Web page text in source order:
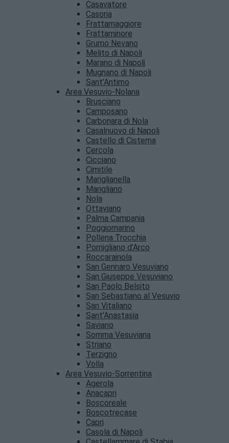
Casavatore
Casoria
Frattamaggiore
Frattaminore
Grumo Nevano
Melito di Napoli
Marano di Napoli
Mugnano di Napoli
Sant’Antimo
Area Vesuvio-Nolana
Brusciano
Camposano
Carbonara di Nola
Casalnuovo di Napoli
Castello di Cisterna
Cercola
Cicciano
Cimitile
Mariglianella
Marigliano
Nola
Ottaviano
Palma Campania
Poggiomarino
Pollena Trocchia
Pomigliano d’Arco
Roccarainola
San Gennaro Vesuviano
San Giuseppe Vesuviano
San Paolo Belsito
San Sebastiano al Vesuvio
San Vitaliano
Sant’Anastasia
Saviano
Somma Vesuviana
Striano
Terzigno
Volla
Area Vesuvio-Sorrentina
Agerola
Anacapri
Boscoreale
Boscotrecase
Capri
Casola di Napoli